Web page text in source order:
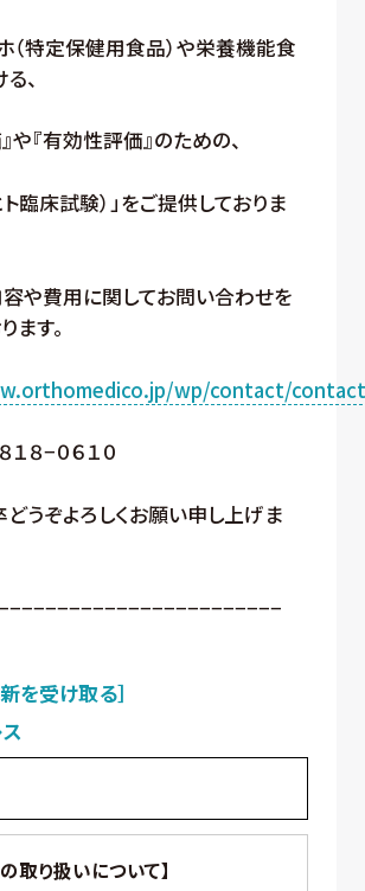
（特定保健用食品）や栄養機能食
、
や『有効性評価』のための、
ト臨床試験）」をご提供しておりま
容や費用に関してお問い合わせを
ます。
wp/contact/
１８−０６１０
うぞよろしくお願い申し上げま
を受け取る］
取り扱いについて】